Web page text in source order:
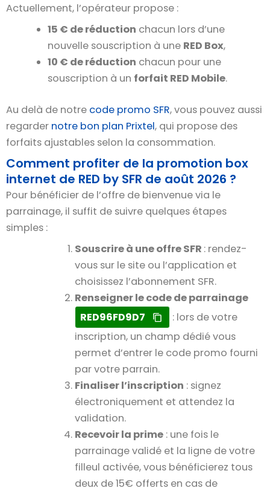
Actuellement, l’opérateur propose :
15 € de réduction chacun lors d’une
nouvelle souscription à une RED Box,
10 € de réduction chacun pour une
souscription à un forfait RED Mobile.
Au delà de notre code promo SFR, vous pouvez aussi
regarder notre bon plan Prixtel, qui propose des
forfaits ajustables selon la consommation.
Comment profiter de la promotion box
internet de RED by SFR de août 2026 ?
Pour bénéficier de l’offre de bienvenue via le
parrainage, il suffit de suivre quelques étapes
simples :
Souscrire à une offre SFR : rendez-
vous sur le site ou l’application et
choisissez l’abonnement SFR.
Renseigner le code de parrainage
RED96FD9D7
: lors de votre
inscription, un champ dédié vous
permet d’entrer le code promo fourni
par votre parrain.
Finaliser l’inscription : signez
électroniquement et attendez la
validation.
Recevoir la prime: une fois le
parrainage validé et la ligne de votre
filleul activée, vous bénéficierez tous
deux de 15€ offerts en cas de